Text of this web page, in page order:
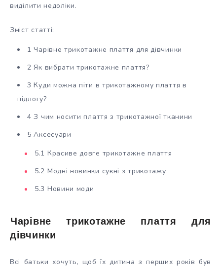
виділити недоліки.
Зміст статті:
1 Чарівне трикотажне плаття для дівчинки
2 Як вибрати трикотажне плаття?
3 Куди можна піти в трикотажному плаття в
підлогу?
4 З чим носити плаття з трикотажної тканини
5 Аксесуари
5.1 Красиве довге трикотажне плаття
5.2 Модні новинки сукні з трикотажу
5.3 Новини моди
Чарівне трикотажне плаття для
дівчинки
Всі батьки хочуть, щоб їх дитина з перших років був